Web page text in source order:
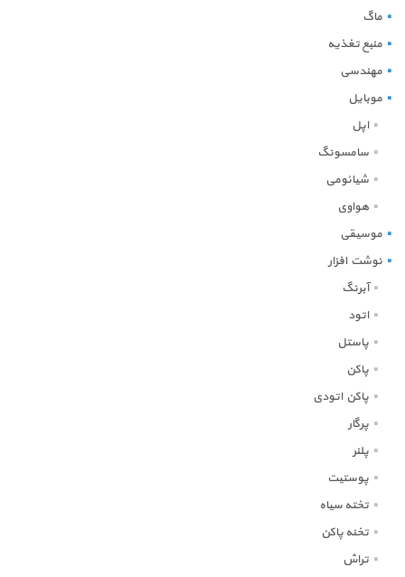
ماگ
منبع تغذیه
مهندسی
موبایل
اپل
سامسونگ
شیائومی
هواوی
موسیقی
نوشت افزار
آبرنگ
اتود
پاستل
پاکن
پاکن اتودی
پرگار
پلنر
پوستیت
تخته سیاه
تخنه پاکن
تراش